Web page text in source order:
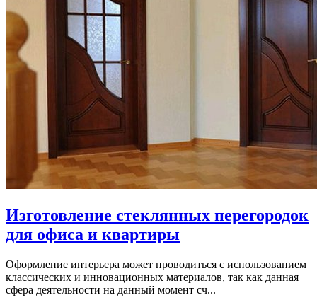
Изготовление стеклянных перегородок
для офиса и квартиры
Оформление интерьера может проводиться с использованием
классических и инновационных материалов, так как данная
сфера деятельности на данный момент сч...